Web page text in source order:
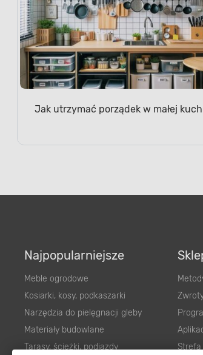
Jak utrzymać porządek w małej
Najpopularniejsze
Meble ogrodowe
Kosiarki, kosy, podkaszarki
Narzędzia do pielęgnacji gleby
Materiały budowlane
Tarasy, ścieżki, podjazdy
Strefa